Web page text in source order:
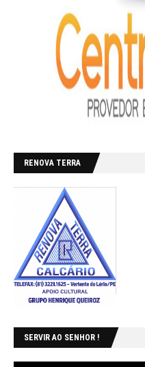
RENOVA TERRA
SERVIR AO SENHOR !